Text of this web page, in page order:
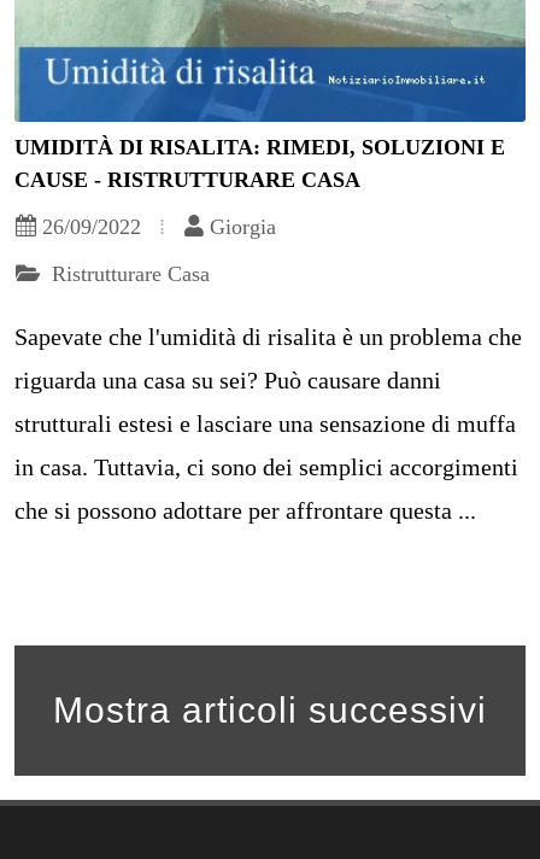
UMIDITÀ DI RISALITA: RIMEDI, SOLUZIONI E
CAUSE - RISTRUTTURARE CASA
26/09/2022
Giorgia
Ristrutturare Casa
Sapevate che l'umidità di risalita è un problema che
riguarda una casa su sei? Può causare danni
strutturali estesi e lasciare una sensazione di muffa
in casa. Tuttavia, ci sono dei semplici accorgimenti
che si possono adottare per affrontare questa ...
Mostra articoli successivi